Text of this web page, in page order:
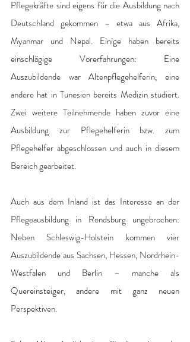
Pflegekräfte sind eigens für die Ausbildung nach
Deutschland gekommen – etwa aus Afrika,
Myanmar und Nepal. Einige haben bereits
einschlägige Vorerfahrungen: Eine
Auszubildende war Altenpflegehelferin, eine
andere hat in Tunesien bereits Medizin studiert.
Zwei weitere Teilnehmende haben zuvor eine
Ausbildung zur Pflegehelferin bzw. zum
Pflegehelfer abgeschlossen und auch in diesem
Bereich gearbeitet.
Auch aus dem Inland ist das Interesse an der
Pflegeausbildung in Rendsburg ungebrochen:
Neben Schleswig-Holstein kommen vier
Auszubildende aus Sachsen, Hessen, Nordrhein-
Westfalen und Berlin – manche als
Quereinsteiger, andere mit ganz neuen
Perspektiven.